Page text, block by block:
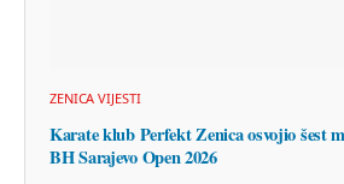
ZENICA VIJESTI
Karate klub Perfekt Zenica osvojio šest
BH Sarajevo Open 2026